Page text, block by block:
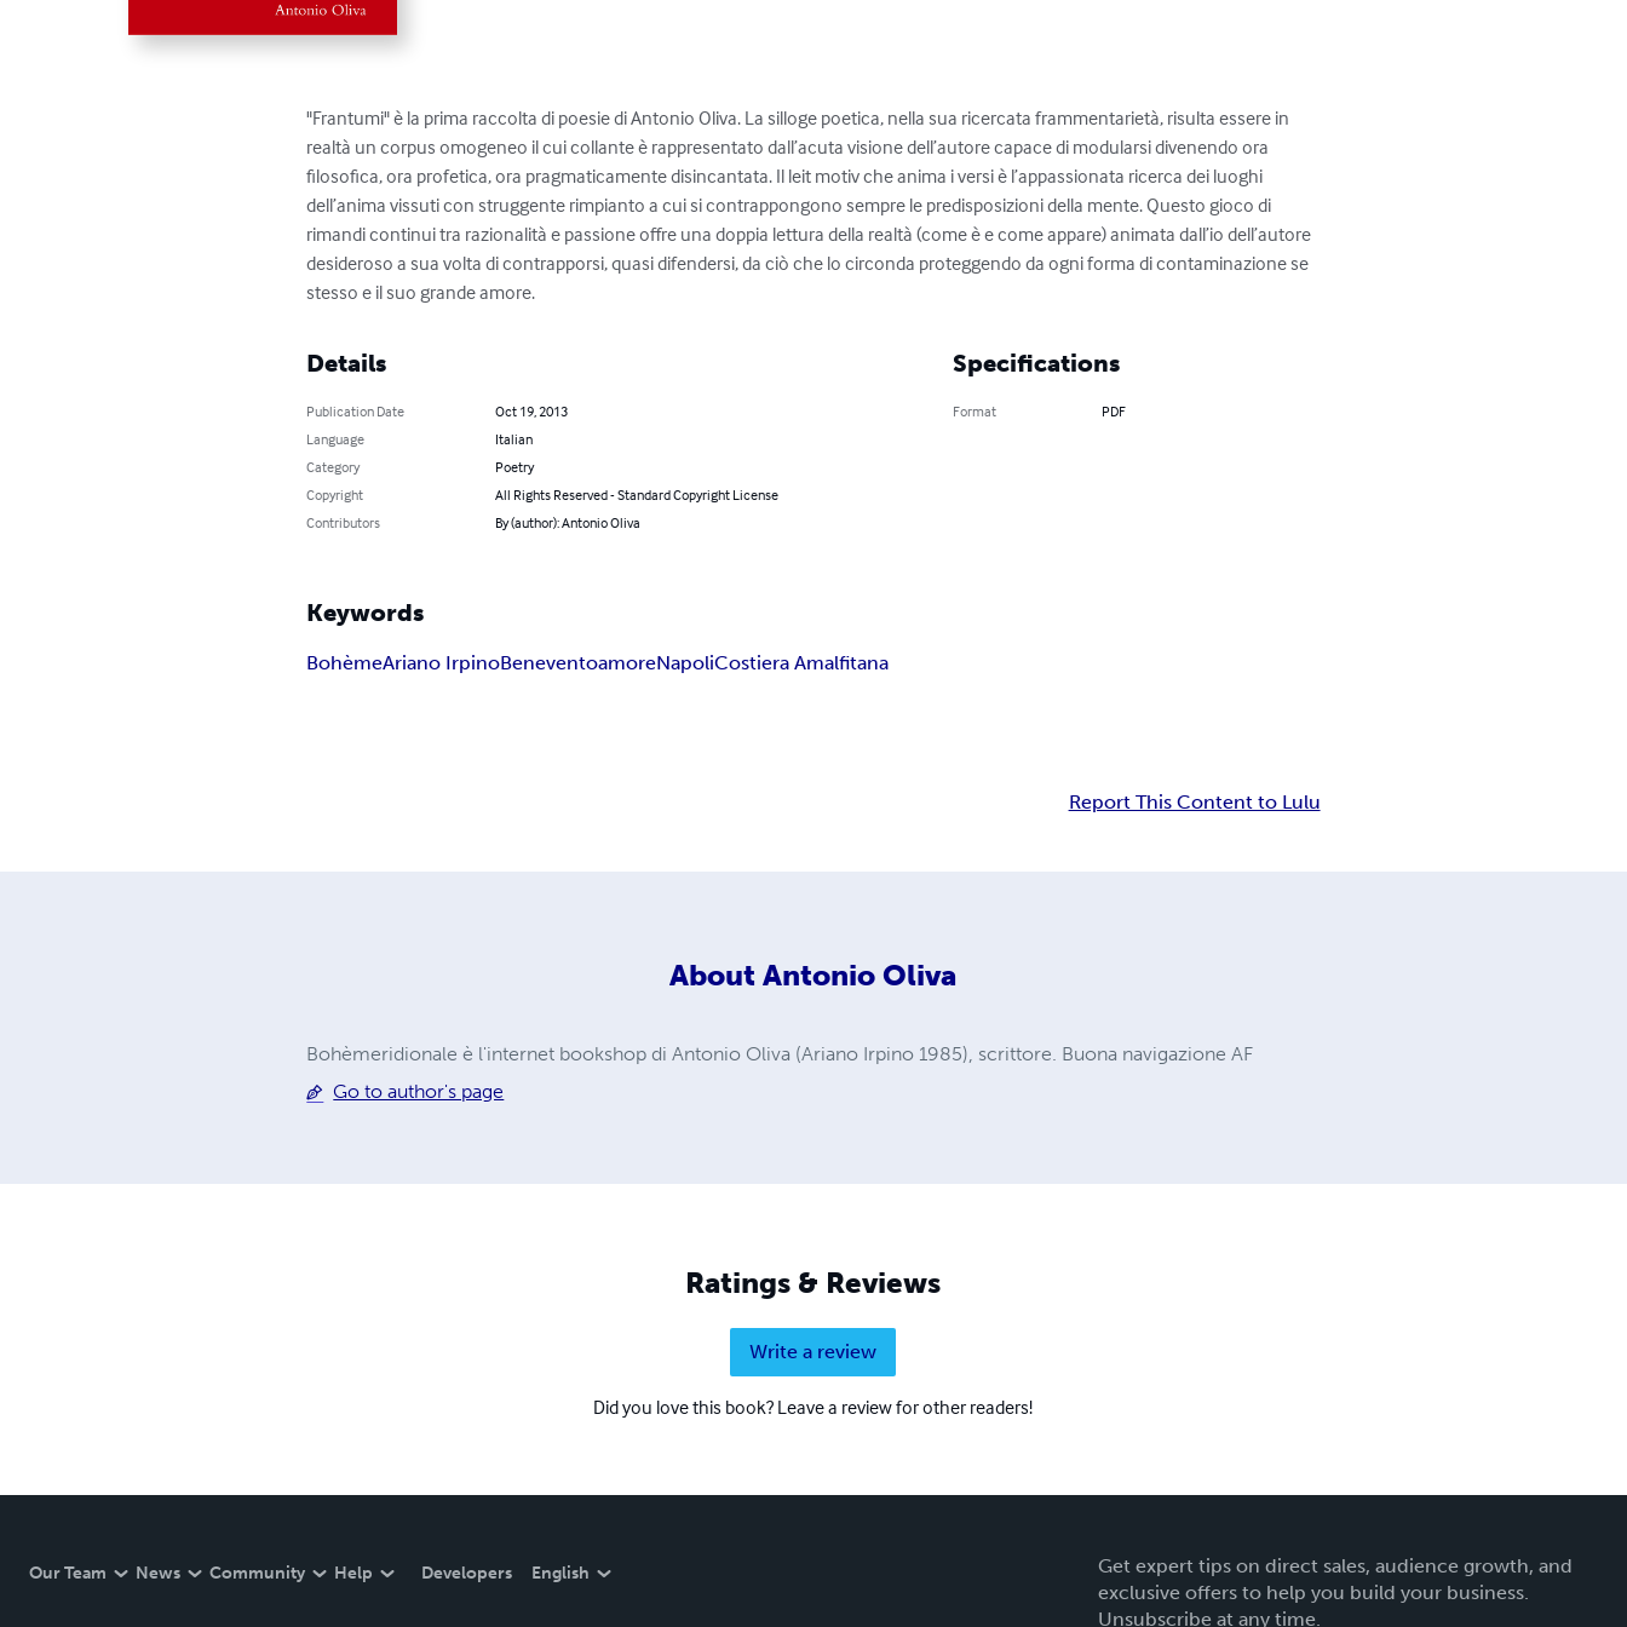
"Frantumi" è la prima raccolta di poesie di Antonio Oliva. La silloge poetica, nella sua ricercata frammentarietà, risulta essere in
realtà un corpus omogeneo il cui collante è rappresentato dall’acuta visione dell’autore capace di modularsi divenendo ora
filosofica, ora profetica, ora pragmaticamente disincantata. Il leit motiv che anima i versi è l’appassionata ricerca dei luoghi
dell’anima vissuti con struggente rimpianto a cui si contrappongono sempre le predisposizioni della mente. Questo gioco di
rimandi continui tra razionalità e passione offre una doppia lettura della realtà (come è e come appare) animata dall’io dell’autore
desideroso a sua volta di contrapporsi, quasi difendersi, da ciò che lo circonda proteggendo da ogni forma di contaminazione se
stesso e il suo grande amore.
Details
Publication Date
Oct 19, 2013
Language
Italian
Category
Poetry
Copyright
All Rights Reserved - Standard Copyright License
Contributors
By (author): Antonio Oliva
Specifications
Format PDF
Keywords
BohèmeAriano IrpinoBeneventoamoreNapoliCostiera Amalfitana
Report This Content to Lulu
About Antonio Oliva
Bohèmeridionale è l'internet bookshop di Antonio Oliva (Ariano Irpino 1985), scrittore. Buona navigazione AF
Go to author's page
Ratings & Reviews
Write a review
Did you love this book? Leave a review for other readers!
Our Team News Community Help Developers English
Get expert tips on direct sales, audience growth, and
exclusive offers to help you build your business.
Unsubscribe at any time.